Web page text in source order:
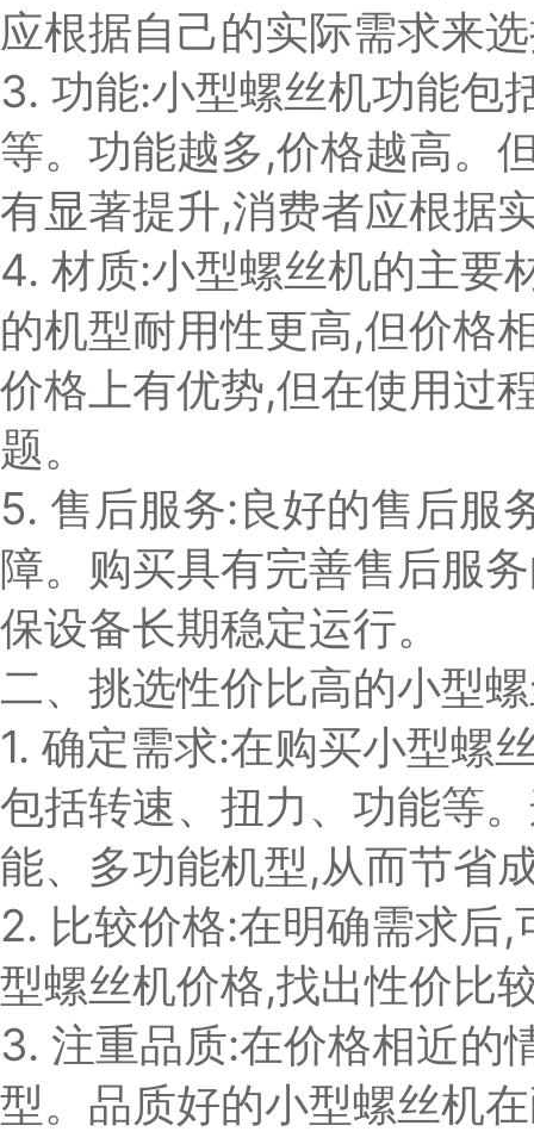
应根据自己的实际需求来
3. 功能:小型螺丝机功能包
等。功能越多,价格越高。
有显著提升,消费者应根据
4. 材质:小型螺丝机的主要
的机型耐用性更高,但价格
价格上有优势,但在使用过
题。
5. 售后服务:良好的售后服
障。购买具有完善售后服
保设备长期稳定运行。
二、挑选性价比高的小型
1. 确定需求:在购买小型螺
包括转速、扭力、功能等
能、多功能机型,从而节省
2. 比较价格:在明确需求后
型螺丝机价格,找出性价比
3. 注重品质:在价格相近的
型。品质好的小型螺丝机